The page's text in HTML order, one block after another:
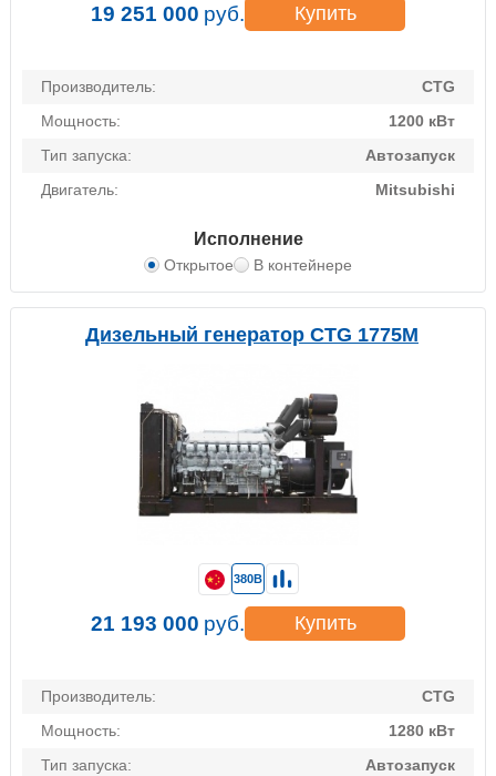
Производитель:
CTG
Мощность:
1200 кВт
Тип запуска:
Автозапуск
Двигатель:
Mitsubishi
Исполнение
Открытое В контейнере
19 251 000 руб. Купить
Дизельный генератор CTG 1775M
Производитель:
CTG
Мощность:
1280 кВт
Тип запуска:
Автозапуск
380В
21 193 000 руб. Купить